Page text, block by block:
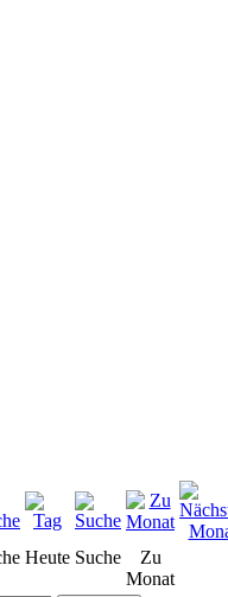
Heute Suche
Zu
Monat